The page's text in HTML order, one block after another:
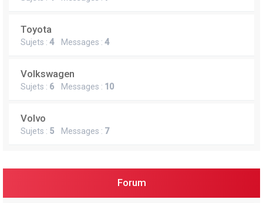
Toyota
Sujets : 4Messages : 4
Volkswagen
Sujets : 6 Messages : 10
Volvo
Sujets : 5 Messages : 7
Forum